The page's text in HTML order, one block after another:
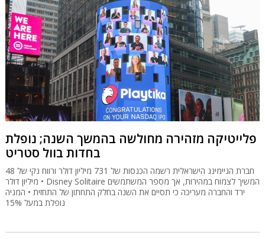
פלייטיקה מזהירה מחולשה בהמשך השנה; נופלת
בחדות בוול סטריט
חברת הגיימינג הישראלית רשמה הכנסות של 731 מיליון דולר ורווח נקי של 48
מיליון דולר • Disney Solitaire המשיך לצמוח במהירות, אך מספר המשתמשים
ירד והחברה מעריכה כי תסיים את השנה בחלק התחתון של התחזית • המניה
נופלת במעל 15%